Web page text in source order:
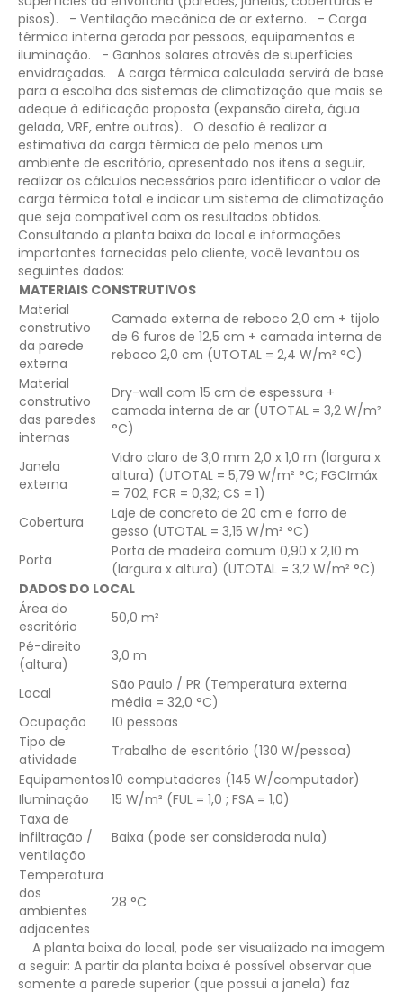
pisos).
- Ventilação mecânica de ar externo.
- Carga
térmica interna gerada por pessoas, equipamentos e
iluminação.
- Ganhos solares através de superfícies
envidraçadas.
A carga térmica calculada servirá de base
para a escolha dos sistemas de climatização que mais se
adeque à edificação proposta (expansão direta, água
gelada, VRF, entre outros).
O desafio é realizar a
estimativa da carga térmica de pelo menos um
ambiente de escritório, apresentado nos itens a seguir,
realizar os cálculos necessários para identificar o valor de
carga térmica total e indicar um sistema de climatização
que seja compatível com os resultados obtidos.
Consultando a planta baixa do local e informações
importantes fornecidas pelo cliente, você levantou os
seguintes dados:
MATERIAIS CONSTRUTIVOS
Material
construtivo
da parede
externa
Camada externa de reboco 2,0 cm + tijolo
de 6 furos de 12,5 cm + camada interna de
reboco 2,0 cm (UTOTAL = 2,4 W/m² °C)
Material
construtivo
das paredes
internas
Dry-wall com 15 cm de espessura +
camada interna de ar (UTOTAL = 3,2 W/m²
°C)
Janela
externa
Vidro claro de 3,0 mm 2,0 x 1,0 m (largura x
altura) (UTOTAL = 5,79 W/m² °C; FGCImáx
= 702; FCR = 0,32; CS = 1)
Cobertura
Laje de concreto de 20 cm e forro de
gesso (UTOTAL = 3,15 W/m² °C)
Porta
Porta de madeira comum 0,90 x 2,10 m
(largura x altura) (UTOTAL = 3,2 W/m² °C)
DADOS DO LOCAL
Área do
escritório
50,0 m²
Pé-direito
(altura)
3,0 m
Local São Paulo / PR (Temperatura externa
média = 32,0 °C)
Ocupação
10 pessoas
Tipo de
atividade
Trabalho de escritório (130 W/pessoa)
Equipamentos10 computadores (145 W/computador)
Iluminação
15 W/m² (FUL = 1,0 ; FSA = 1,0)
Taxa de
infiltração /
ventilação
Baixa (pode ser considerada nula)
Temperatura
dos
ambientes
adjacentes
28 °C
A planta baixa do local, pode ser visualizado na imagem
a seguir: A partir da planta baixa é possível observar que
somente a parede superior (que possui a janela) faz